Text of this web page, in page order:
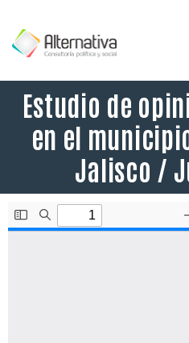
Estudio de
en el
Jalisco /